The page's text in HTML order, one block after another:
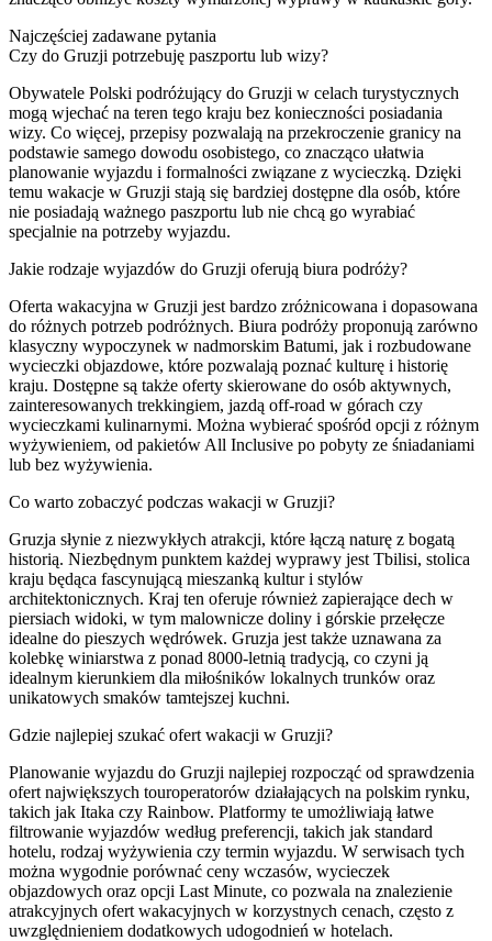
Najczęściej zadawane pytania
Czy do Gruzji potrzebuję paszportu lub wizy?
Obywatele Polski podróżujący do Gruzji w celach turystycznych
mogą wjechać na teren tego kraju bez konieczności posiadania
wizy. Co więcej, przepisy pozwalają na przekroczenie granicy na
podstawie samego dowodu osobistego, co znacząco ułatwia
planowanie wyjazdu i formalności związane z wycieczką. Dzięki
temu wakacje w Gruzji stają się bardziej dostępne dla osób, które
nie posiadają ważnego paszportu lub nie chcą go wyrabiać
specjalnie na potrzeby wyjazdu.
Jakie rodzaje wyjazdów do Gruzji oferują biura podróży?
Oferta wakacyjna w Gruzji jest bardzo zróżnicowana i dopasowana
do różnych potrzeb podróżnych. Biura podróży proponują zarówno
klasyczny wypoczynek w nadmorskim Batumi, jak i rozbudowane
wycieczki objazdowe, które pozwalają poznać kulturę i historię
kraju. Dostępne są także oferty skierowane do osób aktywnych,
zainteresowanych trekkingiem, jazdą off-road w górach czy
wycieczkami kulinarnymi. Można wybierać spośród opcji z różnym
wyżywieniem, od pakietów All Inclusive po pobyty ze śniadaniami
lub bez wyżywienia.
Co warto zobaczyć podczas wakacji w Gruzji?
Gruzja słynie z niezwykłych atrakcji, które łączą naturę z bogatą
historią. Niezbędnym punktem każdej wyprawy jest Tbilisi, stolica
kraju będąca fascynującą mieszanką kultur i stylów
architektonicznych. Kraj ten oferuje również zapierające dech w
piersiach widoki, w tym malownicze doliny i górskie przełęcze
idealne do pieszych wędrówek. Gruzja jest także uznawana za
kolebkę winiarstwa z ponad 8000-letnią tradycją, co czyni ją
idealnym kierunkiem dla miłośników lokalnych trunków oraz
unikatowych smaków tamtejszej kuchni.
Gdzie najlepiej szukać ofert wakacji w Gruzji?
Planowanie wyjazdu do Gruzji najlepiej rozpocząć od sprawdzenia
ofert największych touroperatorów działających na polskim rynku,
takich jak Itaka czy Rainbow. Platformy te umożliwiają łatwe
filtrowanie wyjazdów według preferencji, takich jak standard
hotelu, rodzaj wyżywienia czy termin wyjazdu. W serwisach tych
można wygodnie porównać ceny wczasów, wycieczek
objazdowych oraz opcji Last Minute, co pozwala na znalezienie
atrakcyjnych ofert wakacyjnych w korzystnych cenach, często z
uwzględnieniem dodatkowych udogodnień w hotelach.